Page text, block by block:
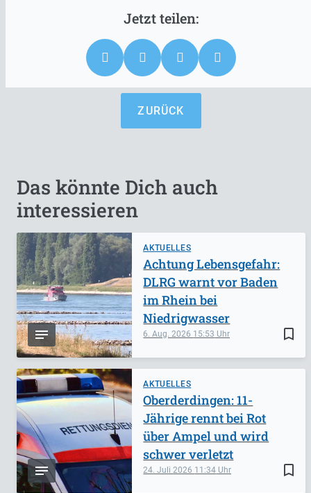
ZURÜCK
Das könnte Dich auch
interessieren
AKTUELLES
bookmark_border
6. Aug. 2026 15:53
Achtung Lebensgefahr:
DLRG warnt vor Baden
im Rhein bei
Niedrigwasser
AKTUELLES
bookmark_border
24. Juli 2026 11:34
Oberderdingen: 11-
Jährige rennt bei Rot
über Ampel und wird
schwer verletzt